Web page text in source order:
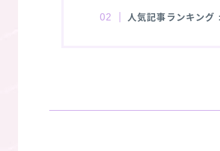
人気記事ランキング